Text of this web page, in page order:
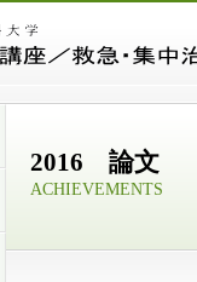
2016 論文
ACHIEVEMENTS